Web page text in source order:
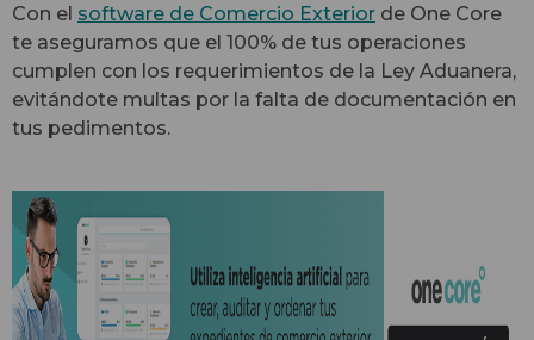
Con el software de Comercio Exterior de One Core
te aseguramos que el 100% de tus operaciones
cumplen con los requerimientos de la Ley Aduanera,
evitándote multas por la falta de documentación en
tus pedimentos.